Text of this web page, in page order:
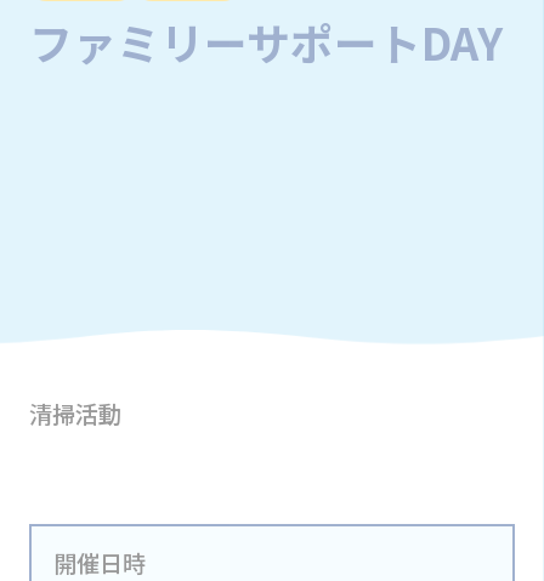
ファミリーサポートDAY
清掃活動
開催日時